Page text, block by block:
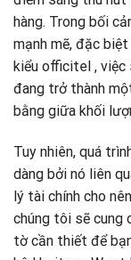
hàng. Trong bối
mạnh mẽ, đặc
kiểu officitel , việc
đang trở thành
bằng giữa khối
Tuy nhiên, quá
dàng bởi nó liên
lý tài chính cho
chúng tôi sẽ cung
tờ cần thiết để